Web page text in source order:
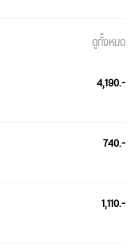
ดูทั้งหมด
4,190.-
740.-
1,110.-